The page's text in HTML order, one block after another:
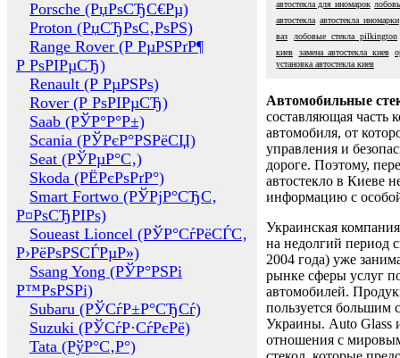
Porsche (РџРѕСЂС€Рµ)
Proton (РџСЂРѕС‚РѕРЅ)
Range Rover (Р РµРЅРґР¶
Р РѕРІРµСЂ)
Renault (Р РµРЅРѕ)
Rover (Р РѕРІРµСЂ)
Saab (РЎР°Р°Р±)
Scania (РЎРєР°РЅРёСЏ)
Seat (РЎРµР°С‚)
Skoda (РЁРєРѕРґР°)
Smart Fortwo (РЎРјР°СЂС‚
Р¤РѕСЂРІРѕ)
Soueast Lioncel (РЎР°СѓРёСЃС‚
Р›РёРѕРЅСЃРµР»)
Ssang Yong (РЎР°РЅРі
Р™РѕРЅРі)
Subaru (РЎСѓР±Р°СЂСѓ)
Suzuki (РЎСѓР·СѓРєРё)
Tata (РўР°С‚Р°)
автостекла для иномарок
автостекла автостекла иномарки
ваз
лобовые стекла pilkington
киев
замена автостекла киев
установка автостекла киев
Автомобильные
составляющая часть
автомобиля, от
управления и
дороге. Поэтому,
автостекло в Киеве
информацию с
Украинская
на недолгий период
2004 года) уже
рынке сферы услуг
автомобилей.
пользуется большим
Украины. Auto Glass
отношения с